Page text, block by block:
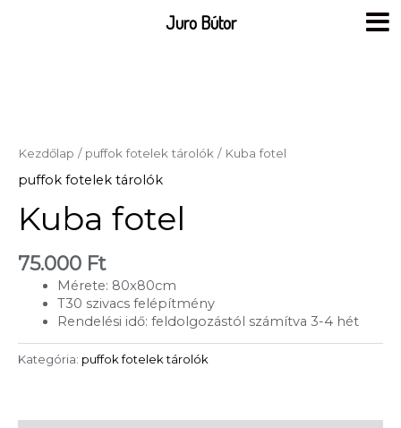
Kezdőlap / puffok fotelek tárolók / Kuba fotel
puffok fotelek tárolók
Kuba fotel
75.000 Ft
Mérete: 80x80cm
T30 szivacs felépítmény
Rendelési idő: feldolgozástól számítva 3-4 hét
Kategória: puffok fotelek tárolók
Juro Bútor